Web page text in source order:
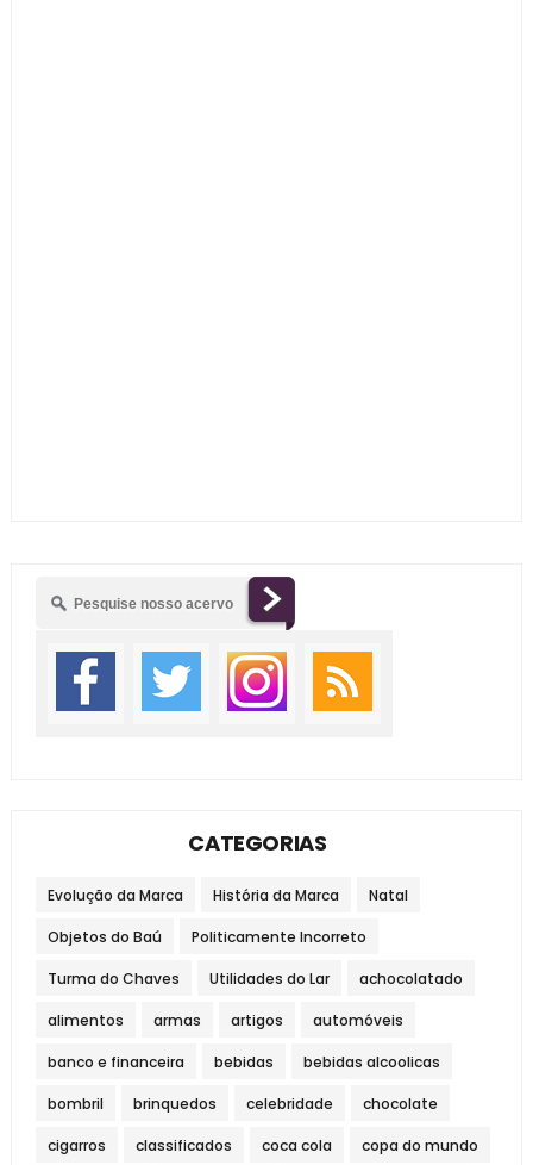
CATEGORIAS
Evolução da Marca História da Marca Natal
Objetos do Baú Politicamente Incorreto
Turma do Chaves Utilidades do Lar achocolatado
alimentos armas artigos automóveis
banco e financeira bebidas bebidas alcoolicas
bombril brinquedos celebridade chocolate
cigarros classificados coca cola copa do mundo